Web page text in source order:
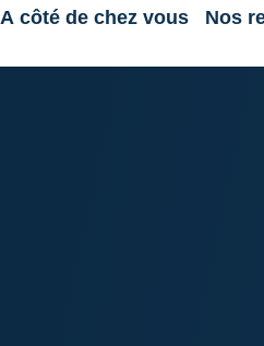
A côté de chez vous Nos